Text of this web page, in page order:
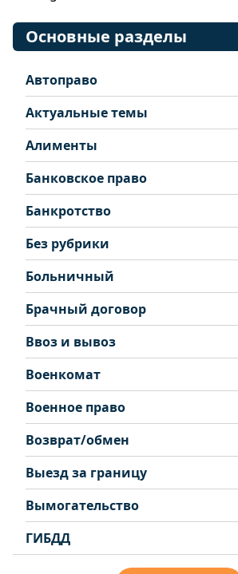
Основные разделы
Автоправо
Актуальные темы
Алименты
Банковское право
Банкротство
Без рубрики
Больничный
Брачный договор
Ввоз и вывоз
Военкомат
Военное право
Возврат/обмен
Выезд за границу
Вымогательство
ГИБДД